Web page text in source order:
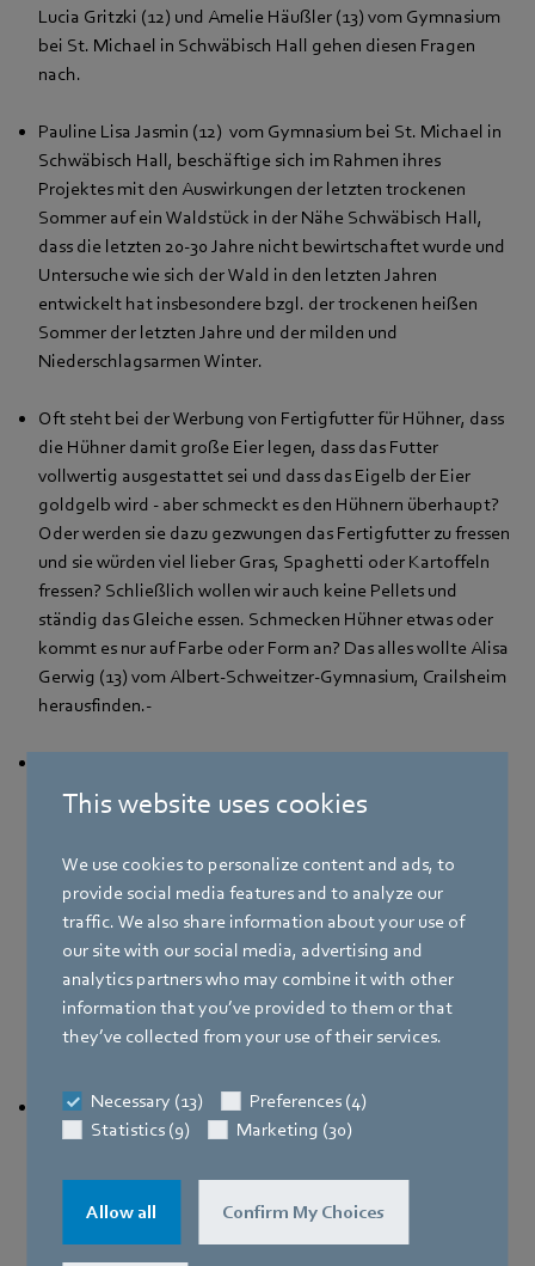
This website uses cookies
We use cookies to personalize content and ads, to
provide social media features and to analyze our
traffic. We also share information about your use of
our site with our social media, advertising and
analytics partners who may combine it with other
information that you’ve provided to them or that
they’ve collected from your use of their services.
Necessary (13)
Preferences (4)
Statistics (9)
Marketing (30)
Allow all Confirm My Choices
Lucia Gritzki (12) und Amelie Häußler (13) vom Gymnasium
bei St. Michael in Schwäbisch Hall gehen diesen Fragen
nach.
Pauline Lisa Jasmin (12) vom Gymnasium bei St. Michael in
Schwäbisch Hall, beschäftige sich im Rahmen ihres
Projektes mit den Auswirkungen der letzten trockenen
Sommer auf ein Waldstück in der Nähe Schwäbisch Hall,
dass die letzten 20-30 Jahre nicht bewirtschaftet wurde und
Untersuche wie sich der Wald in den letzten Jahren
entwickelt hat insbesondere bzgl. der trockenen heißen
Sommer der letzten Jahre und der milden und
Niederschlagsarmen Winter.
Oft steht bei der Werbung von Fertigfutter für Hühner, dass
die Hühner damit große Eier legen, dass das Futter
vollwertig ausgestattet sei und dass das Eigelb der Eier
goldgelb wird - aber schmeckt es den Hühnern überhaupt?
Oder werden sie dazu gezwungen das Fertigfutter zu fressen
und sie würden viel lieber Gras, Spaghetti oder Kartoffeln
fressen? Schließlich wollen wir auch keine Pellets und
ständig das Gleiche essen. Schmecken Hühner etwas oder
kommt es nur auf Farbe oder Form an? Das alles wollte Alisa
Gerwig (13) vom Albert-Schweitzer-Gymnasium, Crailsheim
herausfinden.-
Gymnasium, Künzelsau, entwickelten im Zeitraum der
letzten Monate einen humanoiden Roboterarm, welcher
Sondersituationen ferngesteuert werden kann. Die
Steuerung ist dabei innovativ, da sie wie eine Schiene am
Arm eines Menschen befestigt werden kann und somit eine
Brücke zwischen Hardware in Form eines Roboterarmes und
dem Geiste des Menschen schafft, weil dieser durch seine
eigenen Bewegungen die Kontrolle über den Roboter
übernimmt.
Oscar Traphöner (12) vom Gymnasium bei St. Michael,
Schwäbisch Hall, untersucht den Mpemba-Effekt: Gefriert
gefüllt. Das eine Gefäß wird mit heißem, das andere mit
kaltem Wasser befüllt. Eine Kältemischung kühlt beide